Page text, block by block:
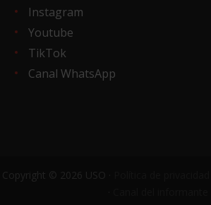
Instagram
Youtube
TikTok
Canal WhatsApp
Copyright © 2026 USO ·